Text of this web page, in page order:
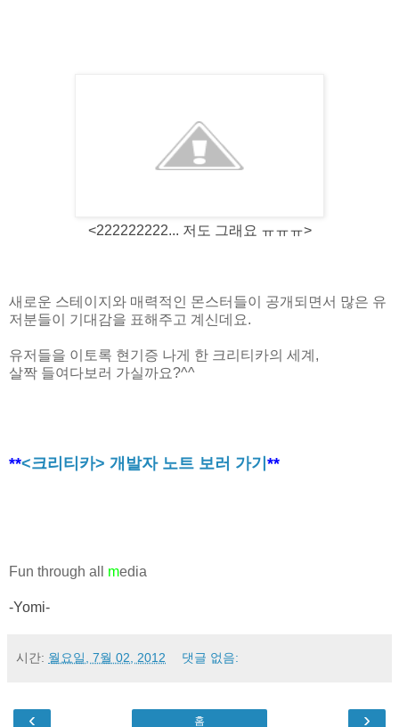
<222222222... 저도 그래요 ㅠㅠㅠ>
새로운 스테이지와 매력적인 몬스터들이 공개되면서 많은 유
저분들이 기대감을 표해주고 계신데요.
유저들을 이토록 현기증 나게 한 크리티카의 세계,
살짝 들여다보러 가실까요?^^
**<크리티카> 개발자 노트 보러 가기 **
Fun through all media
-Yomi-
시간: 월요일, 7월 02, 2012 댓글 없음:
‹ ›
홈